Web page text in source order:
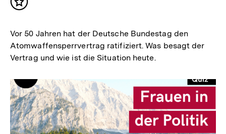
Inhalt
Vor 50 Jahren hat der Deutsche Bundestag den
Atomwaffensperrvertrag ratifiziert. Was besagt der
Vertrag und wie ist die Situation heute.